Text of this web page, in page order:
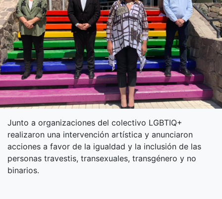
Junto a organizaciones del colectivo LGBTIQ+
realizaron una intervención artística y anunciaron
acciones a favor de la igualdad y la inclusión de las
personas travestis, transexuales, transgénero y no
binarios.